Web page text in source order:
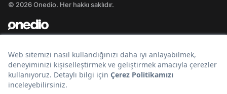
© 2026 Onedio. Her hakkı saklıdır.
Bir markasıdır.